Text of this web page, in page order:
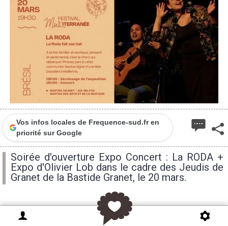
Vos infos locales de Frequence-sud.fr en
priorité sur Google
Soirée d'ouverture Expo Concert : La RODA +
Expo d'Olivier Lob dans le cadre des Jeudis de
Granet de la Bastide Granet, le 20 mars.
Les bals populaires sont des instants universels de